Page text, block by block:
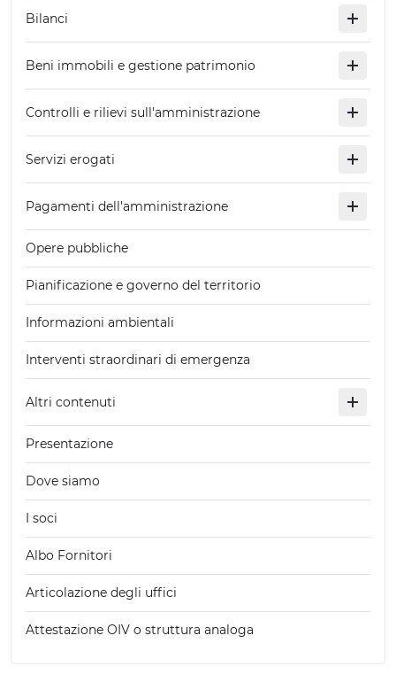
Bilanci
Beni immobili e gestione patrimonio
Controlli e rilievi sull'amministrazione
Servizi erogati
Pagamenti dell'amministrazione
Opere pubbliche
Pianificazione e governo del territorio
Informazioni ambientali
Interventi straordinari di emergenza
Altri contenuti
Presentazione
Dove siamo
I soci
Albo Fornitori
Articolazione degli uffici
Attestazione OIV o struttura analoga